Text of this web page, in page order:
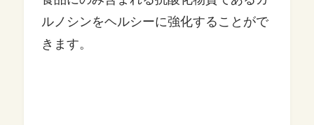
ルノシンをヘルシーに強化することがで
きます。